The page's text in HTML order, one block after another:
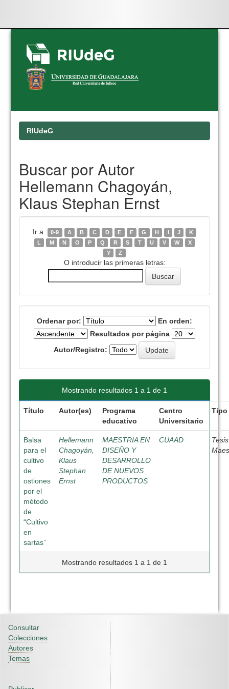
Skip
navigation
RIUdeG
Buscar por Autor
Hellemann Chagoyán,
Klaus Stephan Ernst
Ir a: 0-9 A B C D E F G H I J
K
L
M N O P Q R S T U V W
X
Y
Z
O introducir las primeras letras:
Ordenar por:
En orden:
Resultados por página
Autor/Registro:
Mostrando resultados 1 a 1 de 1
Título Autor(es)
Programa
educativo
Centro
Universitario
Tipo
Balsa
para el
cultivo
de
ostiones
por el
método
de
“Cultivo
en
sartas”
Hellemann
Chagoyán,
Klaus
Stephan
Ernst
MAESTRIA EN
DISEÑO Y
DESARROLLO
DE NUEVOS
PRODUCTOS
CUAAD
Mostrando resultados 1 a 1 de 1
Consultar
Colecciones
Autores
Temas